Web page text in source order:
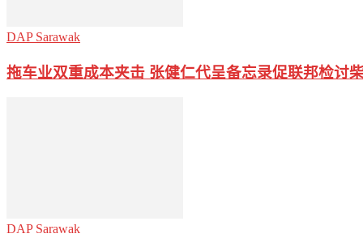
DAP Sarawak
拖车业双重成本夹击 张健仁代呈备忘录促联邦检讨
DAP Sarawak